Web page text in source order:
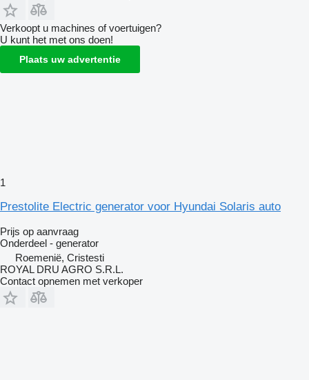
Verkoopt u machines of voertuigen?
U kunt het met ons doen!
Plaats uw advertentie
1
Prestolite Electric generator voor Hyundai Solaris auto
Prijs op aanvraag
Onderdeel - generator
Roemenië, Cristesti
ROYAL DRU AGRO S.R.L.
Contact opnemen met verkoper